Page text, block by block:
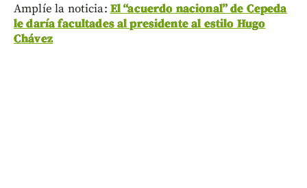
Amplíe la noticia: El “acuerdo nacional” de Cepeda
le daría facultades al presidente al estilo Hugo
Chávez